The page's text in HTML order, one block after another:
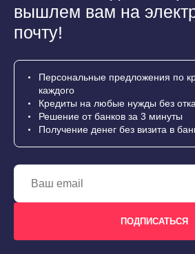
вышлем вам на
почту!
Персональные предложения по
каждого
Кредиты на любые нужды без
Решение от банков за 3 минуты
Получение денег без визита в